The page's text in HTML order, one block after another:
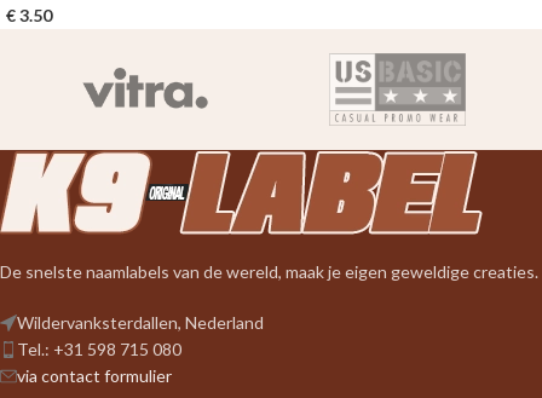
€3.50
De snelste naamlabels van de wereld, maak je eigen geweldige creaties.
Wildervanksterdallen, Nederland
Tel.: +31 598 715 080
via contact formulier